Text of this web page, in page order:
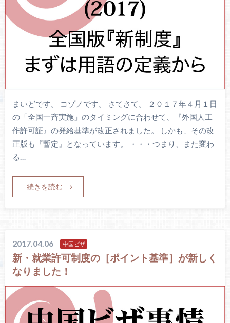
まいどです。 コゾノです。 さてさて。 ２０１７年４月１日
の「全国一斉実施」のタイミングに合わせて、『外国人工
作許可証』の発給基準が改正されました。 しかも、その改
正版も『暫定』となっています。 ・・・つまり、また変わ
る…
続きを読む
2017.04.06 中国ビザ
新・就業許可制度の［ポイント基準］が新しく
なりました！